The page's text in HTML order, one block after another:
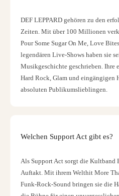
DEF LEPPARD gehören zu den
Zeiten. Mit über 100 Millionen
Pour Some Sugar On Me, Love
legendären Live-Shows haben sie
Musikgeschichte geschrieben. Ihre
Hard Rock, Glam und eingängigen
absoluten Publikumslieblingen.
Welchen Support Act gibt es?
Als Support Act sorgt die Kultband
Auftakt. Mit ihrem Welthit More
Funk-Rock-Sound bringen sie die